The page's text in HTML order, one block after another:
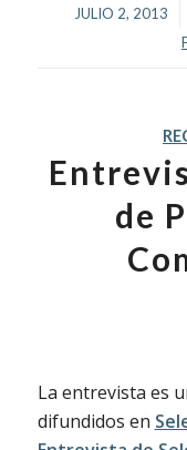
JULIO 2, 2013
/
de
La entrevista es
difundidos en